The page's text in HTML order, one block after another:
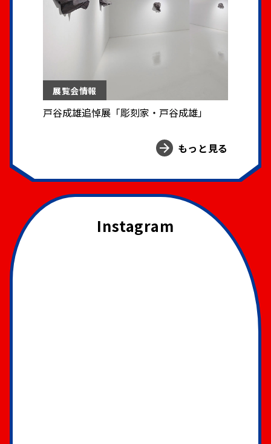
展覧会情報
戸谷成雄追悼展「彫刻家・戸谷成雄」
もっと見る
Instagram